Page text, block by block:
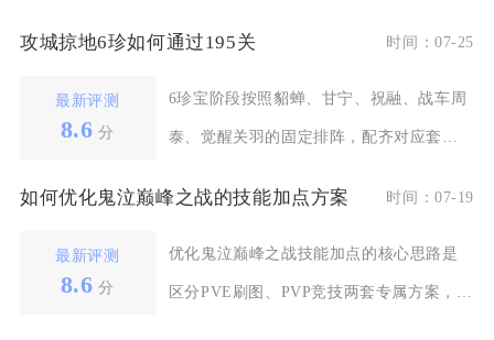
攻城掠地6珍如何通过195关 时间：07-25
最新评测
8.6 分
6珍宝阶段按照貂蝉、甘宁、祝融、战车周
泰、觉醒关羽的固定排阵，配齐对应套
如何优化鬼泣巅峰之战的技能加点方案 时间：07-19
最新评测
8.6 分
优化鬼泣巅峰之战技能加点的核心思路是
区分PVE刷图、PVP竞技两套专属方案，优